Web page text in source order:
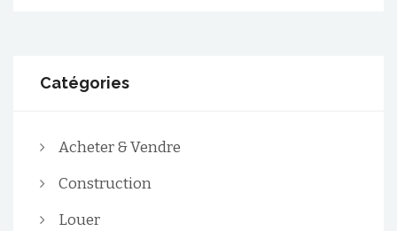
Catégories
Acheter & Vendre
Construction
Louer